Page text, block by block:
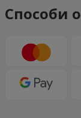
Способи